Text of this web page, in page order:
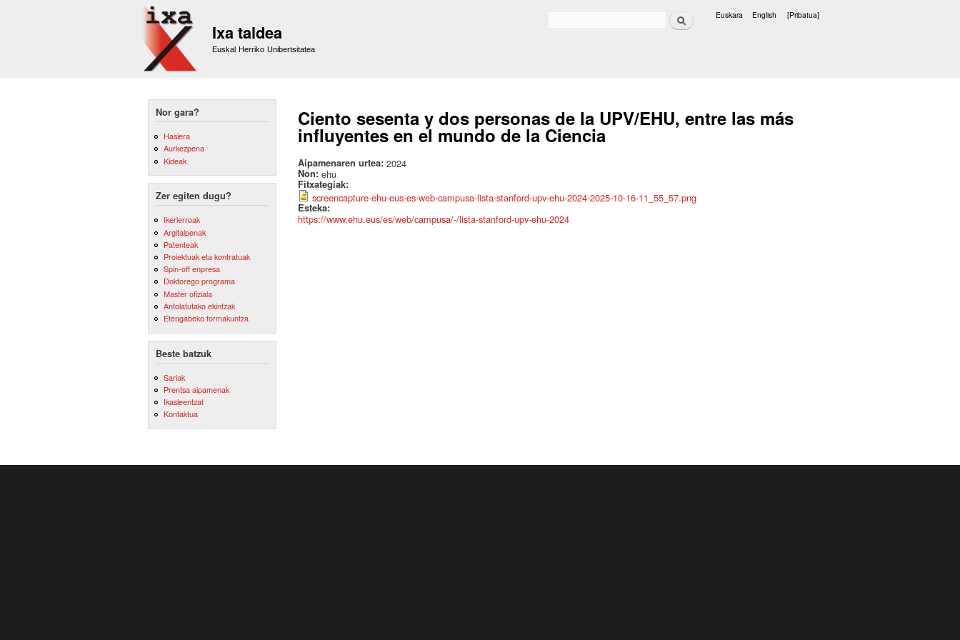
Ixa taldea
Euskal Herriko Unibertsitatea
Bilatu Euskara English [Pribatua]
Nor gara?
Hasiera
Aurkezpena
Kideak
Zer egiten dugu?
Ikerlerroak
Argitalpenak
Patenteak
Proiektuak eta kontratuak
Spin-off enpresa
Doktorego programa
Master ofiziala
Antolatutako ekintzak
Etengabeko formakuntza
Beste batzuk
Sariak
Prentsa aipamenak
Ikasleentzat
Kontaktua
Ciento sesenta y dos personas de la UPV/EHU, entre las más
influyentes en el mundo de la Ciencia
Aipamenaren urtea: 2024
Non: ehu
Fitxategiak:
screencapture-ehu-eus-es-web-campusa-lista-stanford-upv-ehu-2024-2025-10-16-11_55_57.png
Esteka:
https://www.ehu.eus/es/web/campusa/-/lista-stanford-upv-ehu-2024